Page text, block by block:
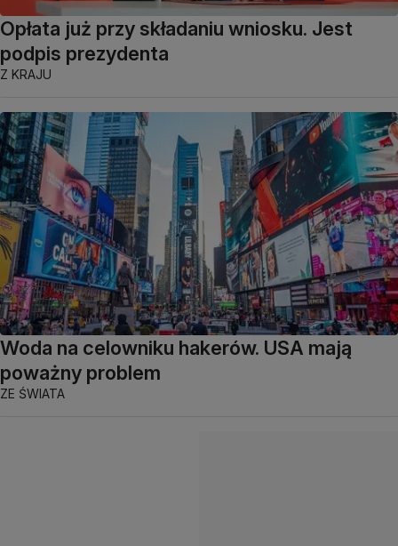
Opłata już przy składaniu wniosku. Jest
podpis prezydenta
Z KRAJU
Woda na celowniku hakerów. USA mają
poważny problem
ZE ŚWIATA